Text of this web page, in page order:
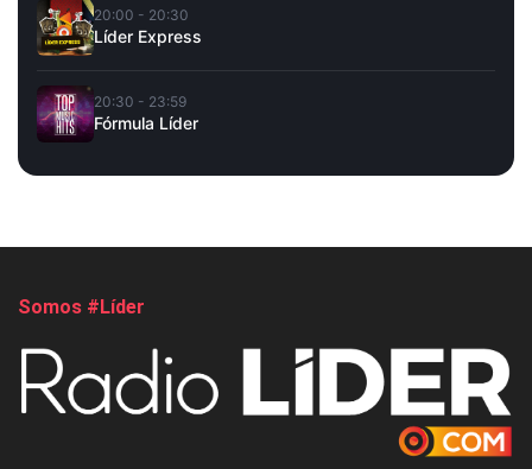
20:00 - 20:30
Líder Express
20:30 - 23:59
Fórmula Líder
Somos #Líder